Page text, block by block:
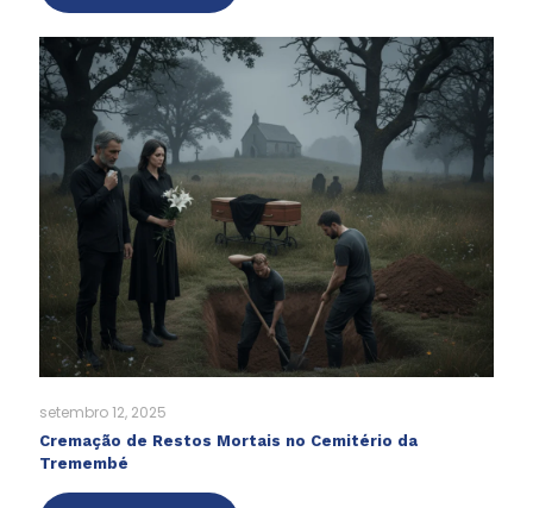
setembro 12, 2025
Cremação de Restos Mortais no Cemitério da
Tremembé